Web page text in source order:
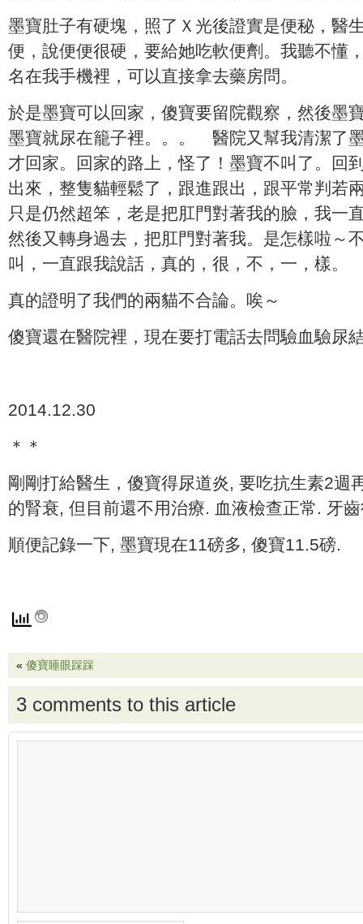
墨寶肚子有硬塊，照了Ｘ光後證實是便秘，醫
便，說便便很硬，要給她吃軟便劑。我聽不懂
名在我手機裡，可以直接拿去藥房問。
於是墨寶可以回家，傻寶要留院觀察，然後墨
墨寶就尿在籠子裡。。。 醫院又幫我清潔了
才回家。回家的路上，怪了！墨寶不叫了。回
出來，整隻貓輕鬆了，跟進跟出，跟平常判若
只是仍然超笨，老是把肛門對著我的臉，我一
然後又轉身過去，把肛門對著我。是怎樣啦～
叫，一直跟我說話，真的，很，不，一，樣。
真的證明了我們的兩貓不合論。唉～
傻寶還在醫院裡，現在要打電話去問驗血驗尿
2014.12.30
＊＊
剛剛打給醫生，傻寶得尿道炎, 要吃抗生素2週
的腎衰, 但目前還不用治療. 血液檢查正常. 牙
順便記錄一下, 墨寶現在11磅多, 傻寶11.5磅.
« 傻寶睡眼踩踩
3 comments to this article